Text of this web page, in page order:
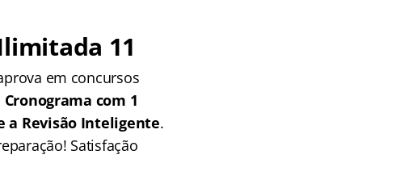
11
em concursos
Cronograma com 1
a Revisão Inteligente.
Satisfação